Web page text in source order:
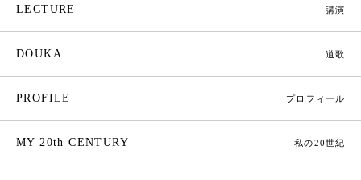
LECTURE 講演
DOUKA 道歌
PROFILE プロフィール
MY 20th CENTURY 私の20世紀